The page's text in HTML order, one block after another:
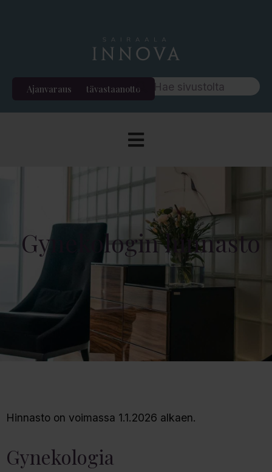
Etävastaanotto
Ajanvaraus
Gynekologin hinnasto
Hinnasto on voimassa 1.1.2026 alkaen.
Gynekologia